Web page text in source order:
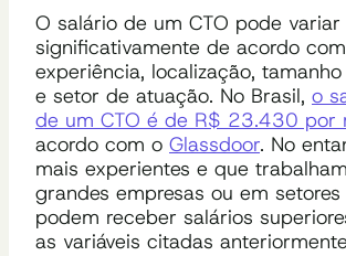
O salário de um CTO pode variar
significativamente de acordo
experiência, localização,
e setor de atuação. No Brasil, o
de um CTO é de R$ 23.430 por
acordo com o Glassdoor. No
mais experientes e que
grandes empresas ou em
podem receber salários
as variáveis citadas